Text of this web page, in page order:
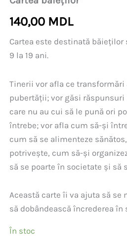
140,00 MDL
Cartea este destinată
9 la 19 ani.
Tinerii vor afla ce transformări
pubertății; vor găsi
care nu au cui să le pună ori
întrebe; vor afla cum să-și
cum să se alimenteze
potrivește, cum să-și
să se poarte în societate și să
Această carte îi va ajuta să se
să dobândească încrederea în
În stoc